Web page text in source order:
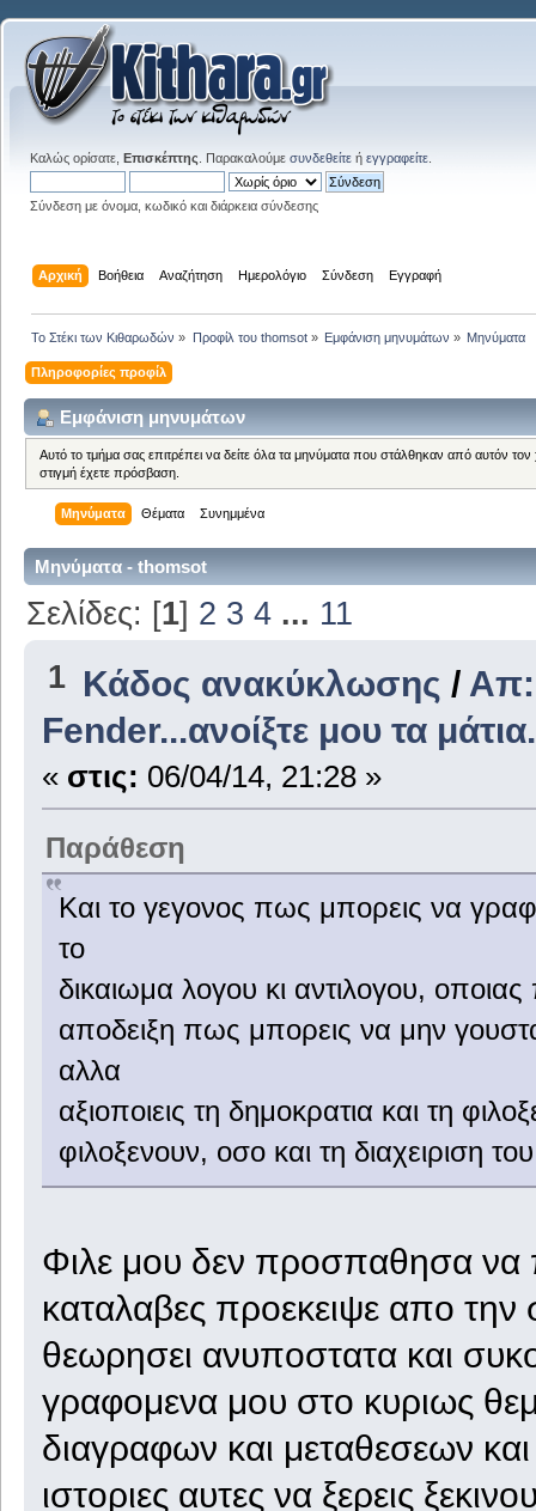
Καλώς ορίσατε, Επισκέπτης . Παρακαλούμε συνδεθείτε ή εγγραφείτε
Σύνδεση με όνομα, κωδικό και διάρκεια σύνδεσης
Αρχική Βοήθεια Αναζήτηση Ημερολόγιο Σύνδεση Εγγραφή
Το Στέκι των Κιθαρωδών » Προφίλ του thomsot» Εμφάνιση μηνυμάτων » Μηνύματα
Πληροφορίες προφίλ
Εμφάνιση μηνυμάτων
Αυτό το τμήμα σας επιτρέπει να δείτε όλα τα μηνύματα που στάλθηκαν από αυτόν
στιγμή έχετε πρόσβαση.
Μηνύματα Θέματα Συνημμένα
Μηνύματα - thomsot
Σελίδες: [1] 2 3 4 ... 11
1 Κάδος ανακύκλωσης / Απ:
Fender...ανοίξτε μου τα
« στις: 06/04/14, 21:28 »
Παράθεση
Και το γεγονος πως μπορεις να
το
δικαιωμα λογου κι αντιλογου, οποιας
αποδειξη πως μπορεις να μην
αλλα
αξιοποιεις τη δημοκρατια και τη
φιλοξενουν, οσο και τη διαχειριση
Φιλε μου δεν προσπαθησα να
καταλαβες προεκειψε απο
θεωρησει ανυποστατα και
γραφομενα μου στο κυριως
διαγραφων και μεταθεσεων
ιστοριες αυτες να ξερεις